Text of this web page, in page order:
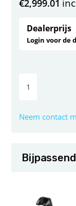
€2,999.01
Dealerprijs
Login voor de
Neem contact